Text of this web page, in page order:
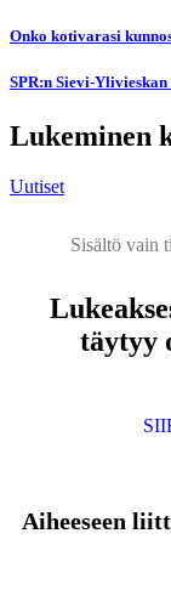
Onko kotivarasi
SPR:n Sievi-
Lukeminen
Uutiset
Sisältö vain
täytyy
Aiheeseen